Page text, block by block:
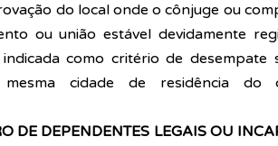
do local onde o cônjuge ou
ou união estável devidamente
como critério de desempate
cidade de residência do
DE DEPENDENTES LEGAIS OU